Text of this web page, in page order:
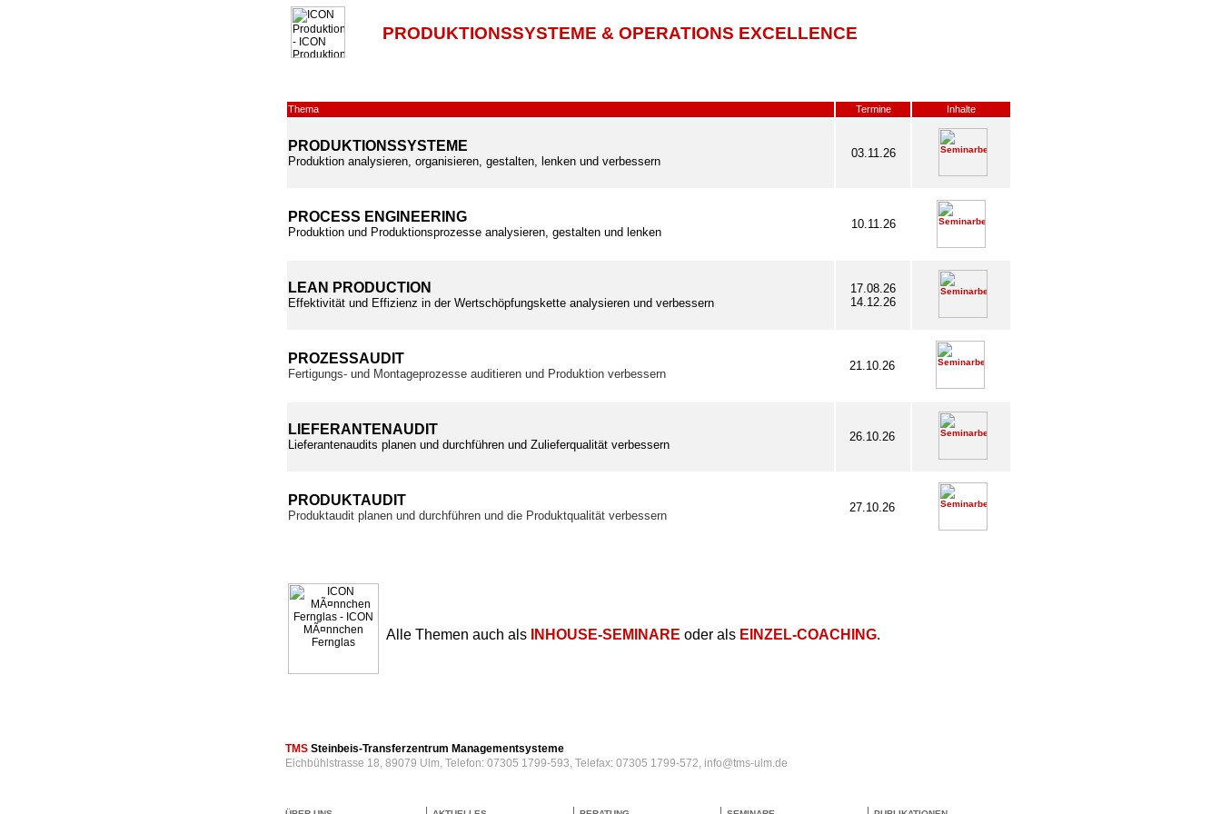
PRODUKTIONSSYSTEME & OPERATIONS EXCELLENCE
Thema Termine Inhalte
PRODUKTIONSSYSTEME
Produktion analysieren, organisieren, gestalten, lenken und verbessern
03.11.26
PROCESS ENGINEERING
Produktion und Produktionsprozesse analysieren, gestalten und lenken
10.11.26
LEAN PRODUCTION
Effektivität und Effizienz in der Wertschöpfungskette analysieren und verbessern
17.08.26
14.12.26
PROZESSAUDIT
Fertigungs- und Montageprozesse auditieren und Produktion verbessern
21.10.26
LIEFERANTENAUDIT
Lieferantenaudits planen und durchführen und Zulieferqualität verbessern
26.10.26
PRODUKTAUDIT
Produktaudit planen und durchführen und die Produktqualität verbessern
27.10.26
Alle Themen auch als INHOUSE-SEMINARE oder als EINZEL-COACHING.
TMS Steinbeis-Transferzentrum Managementsysteme
Eichbühlstrasse 18, 89079 Ulm, Telefon: 07305 1799-593, Telefax: 07305 1799-572, info@tms-ulm.de